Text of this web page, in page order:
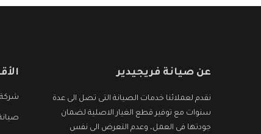
عن صيانة فريجيدير
نقدم لعملائنا خدمات الصيانة التى تصل الى عدة
سنوات مع توفير قطع الغيار الاصلية لضمان
جودتها فى العمل، وعدم التعرض الى نفس
شركة